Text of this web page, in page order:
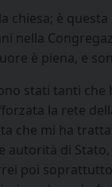
è
è piena, e
stati tanti
la rete
che mi ha
di
poi